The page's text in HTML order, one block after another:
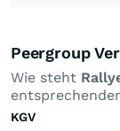
Peergroup
Wie steht
KGV